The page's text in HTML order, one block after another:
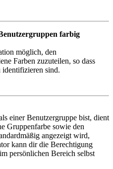
farbig
möglich, den
Farben zuzuteilen, so dass
sind.
einer Benutzergruppe bist, dient
Gruppenfarbe sowie den
angezeigt wird,
kann dir die Berechtigung
persönlichen Bereich selbst